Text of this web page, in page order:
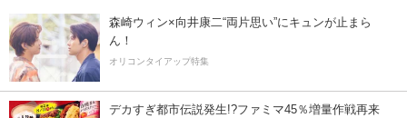
森崎ウィン×向井康二“両片思い”にキュンが止まら
ん！
オリコンタイアップ特集
デカすぎ都市伝説発生!?ファミマ45％増量作戦再来